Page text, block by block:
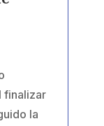
finalizar
la